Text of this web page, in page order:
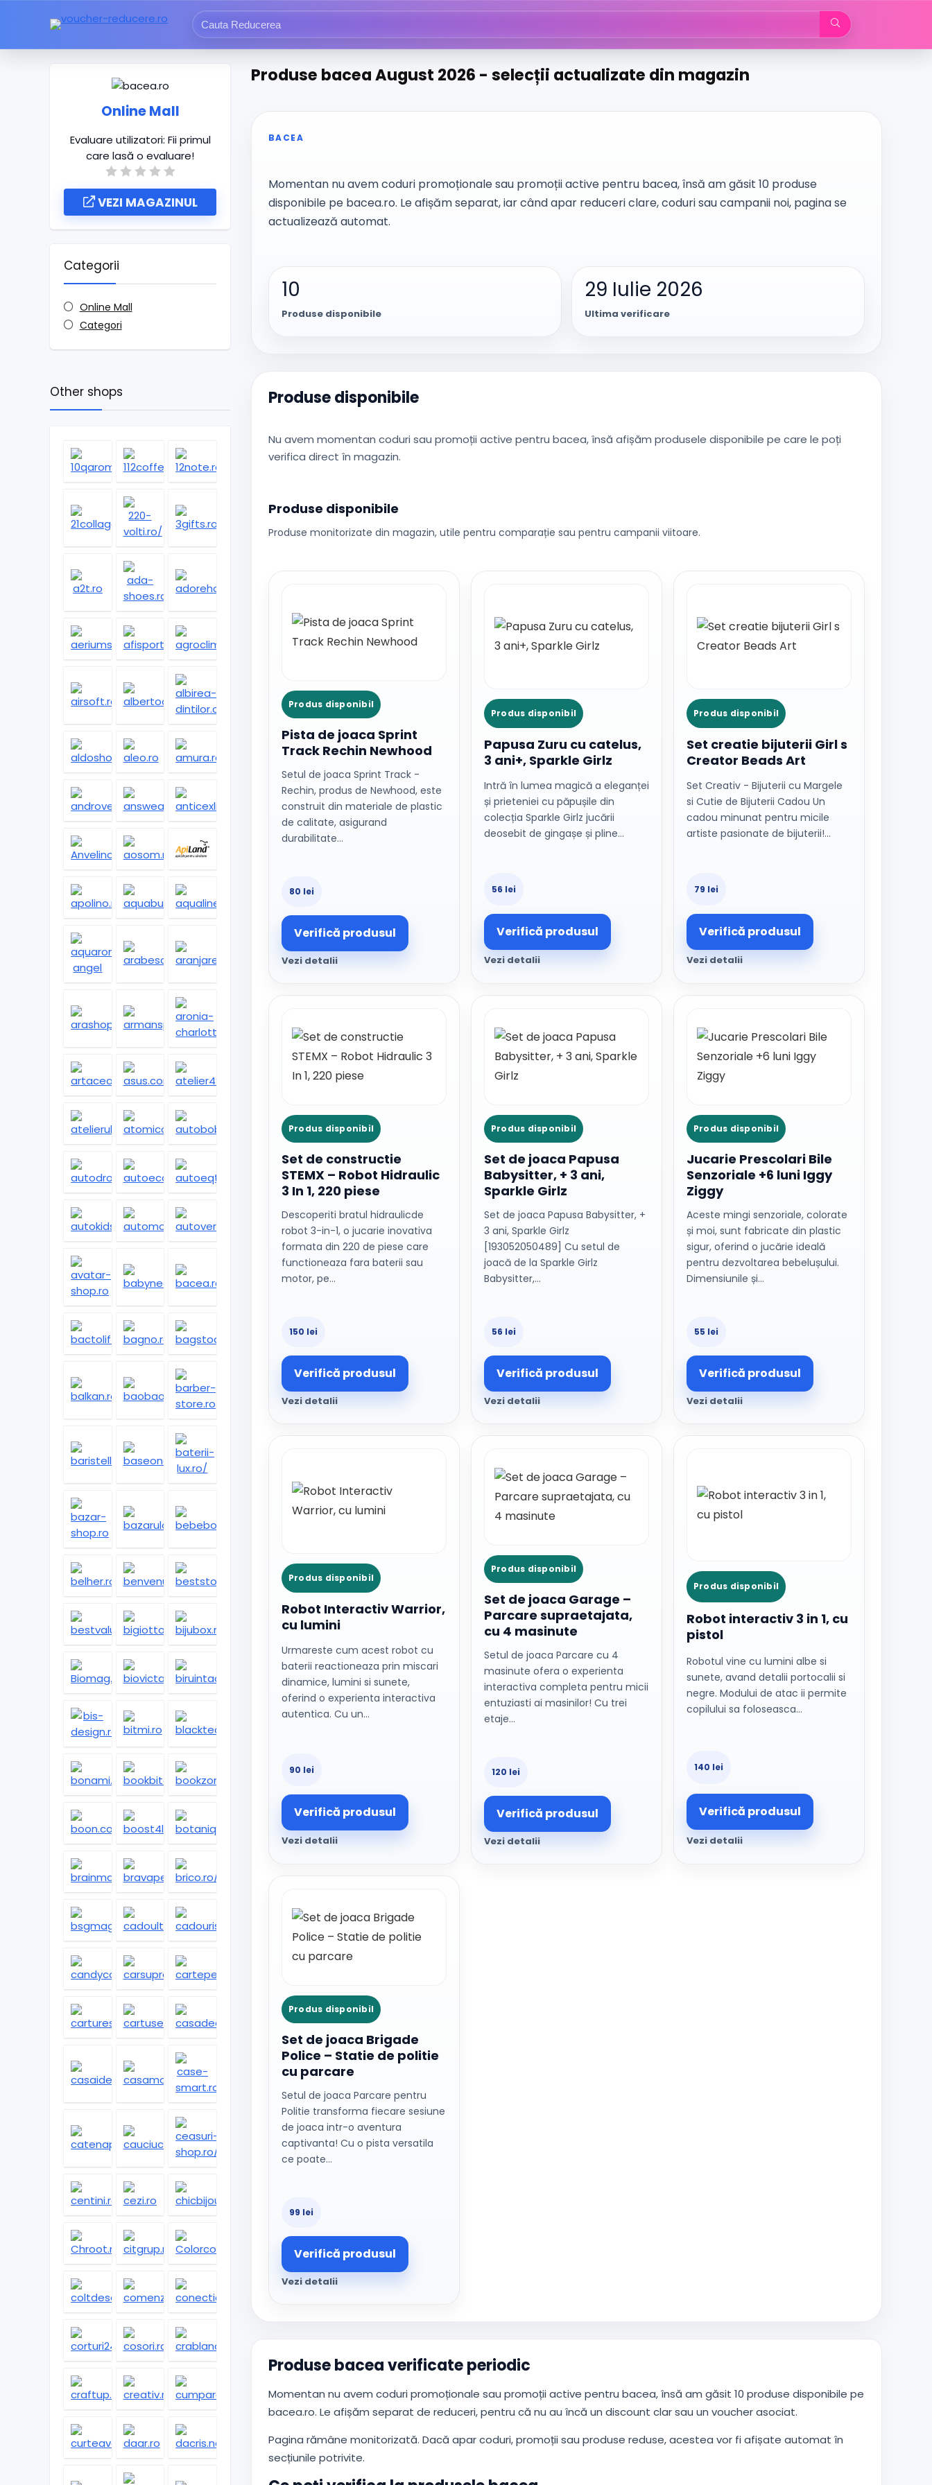
Produse bacea August 2026 - selecții actualizate din magazin
Online Mall
Evaluare utilizatori: Fii primul
care lasă o evaluare!
VEZI MAGAZINUL
Categorii
Online Mall
Categori
BACEA
Momentan nu avem coduri promoționale sau promoții active pentru bacea, însă am găsit 10 produse
disponibile pe bacea.ro. Le afișăm separat, iar când apar reduceri clare, coduri sau campanii noi, pagina se
actualizează automat.
10
Produse disponibile
29 Iulie 2026
Ultima verificare
Produse disponibile
Nu avem momentan coduri sau promoții active pentru bacea, însă afișăm produsele disponibile pe care le poți
verifica direct în magazin.
Produse disponibile
Produse monitorizate din magazin, utile pentru comparație sau pentru campanii viitoare.
Produs disponibil
Pista de joaca Sprint
Track Rechin Newhood
Setul de joaca Sprint Track -
Rechin, produs de Newhood, este
construit din materiale de plastic
de calitate, asigurand
durabilitate…
80 lei
Verifică produsul
Vezi detalii
Produs disponibil
Papusa Zuru cu catelus,
3 ani+, Sparkle Girlz
Intră în lumea magică a eleganței
și prieteniei cu păpușile din
colecția Sparkle Girlz jucării
deosebit de gingașe și pline…
56 lei
Verifică produsul
Vezi detalii
Produs disponibil
Set creatie bijuterii Girl s
Creator Beads Art
Set Creativ - Bijuterii cu Margele
si Cutie de Bijuterii Cadou Un
cadou minunat pentru micile
artiste pasionate de bijuterii!…
79 lei
Verifică produsul
Vezi detalii
Produs disponibil
Set de constructie
STEMX – Robot Hidraulic
3 In 1, 220 piese
Descoperiti bratul hidraulicde
robot 3-in-1, o jucarie inovativa
formata din 220 de piese care
functioneaza fara baterii sau
motor, pe…
150 lei
Verifică produsul
Vezi detalii
Produs disponibil
Set de joaca Papusa
Babysitter, + 3 ani,
Sparkle Girlz
Set de joaca Papusa Babysitter, +
3 ani, Sparkle Girlz
[193052050489] Cu setul de
joacă de la Sparkle Girlz
Babysitter,…
56 lei
Verifică produsul
Vezi detalii
Produs disponibil
Jucarie Prescolari Bile
Senzoriale +6 luni Iggy
Ziggy
Aceste mingi senzoriale, colorate
și moi, sunt fabricate din plastic
sigur, oferind o jucărie ideală
pentru dezvoltarea bebelușului.
Dimensiunile și…
55 lei
Verifică produsul
Vezi detalii
Produs disponibil
Robot Interactiv Warrior,
cu lumini
Urmareste cum acest robot cu
baterii reactioneaza prin miscari
dinamice, lumini si sunete,
oferind o experienta interactiva
autentica. Cu un…
90 lei
Verifică produsul
Vezi detalii
Produs disponibil
Set de joaca Garage –
Parcare supraetajata,
cu 4 masinute
Setul de joaca Parcare cu 4
masinute ofera o experienta
interactiva completa pentru micii
entuziasti ai masinilor! Cu trei
etaje…
120 lei
Verifică produsul
Vezi detalii
Produs disponibil
Robot interactiv 3 in 1, cu
pistol
Robotul vine cu lumini albe si
sunete, avand detalii portocalii si
negre. Modului de atac ii permite
copilului sa foloseasca…
140 lei
Verifică produsul
Vezi detalii
Produs disponibil
Set de joaca Brigade
Police – Statie de politie
cu parcare
Setul de joaca Parcare pentru
Politie transforma fiecare sesiune
de joaca intr-o aventura
captivanta! Cu o pista versatila
ce poate…
99 lei
Verifică produsul
Vezi detalii
Produse bacea verificate periodic
Momentan nu avem coduri promoționale sau promoții active pentru bacea, însă am găsit 10 produse disponibile pe
bacea.ro. Le afișăm separat de reduceri, pentru că nu au încă un discount clar sau un voucher asociat.
Pagina rămâne monitorizată. Dacă apar coduri, promoții sau produse reduse, acestea vor fi afișate automat în
secțiunile potrivite.
Other shops